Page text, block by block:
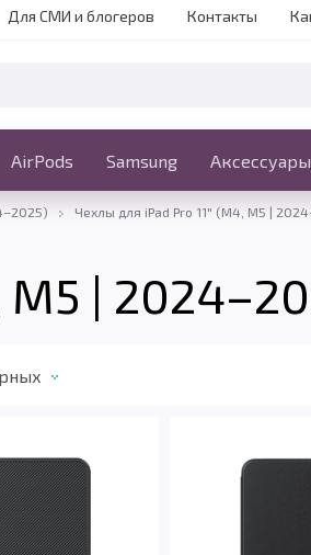
Для СМИ и блогеров Контакты
AirPods Samsung Аксессуары
Ещё
Чехлы для iPad Pro 11" (M4, M5 |
|